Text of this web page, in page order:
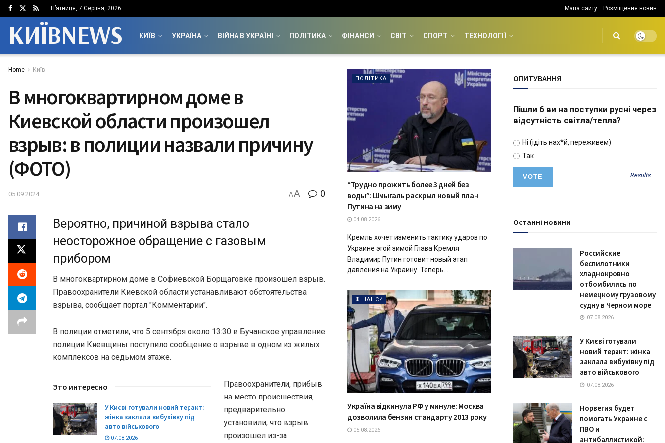
П’ятниця, 7 Серпня, 2026 Мапа сайту Розміщення новин
КИЇВNEWS КИЇВ УКРАЇНА ВІЙНА В УКРАЇНІ ПОЛІТИКА ФІНАНСИ СВІТ СПОРТ ТЕХНОЛОГІЇ
Home Київ
В многоквартирном доме в
Киевской области произошел
взрыв: в полиции назвали причину
(ФОТО)
05.09.2024 AA 0
Вероятно, причиной взрыва стало
неосторожное обращение с газовым
прибором
В многоквартирном доме в Софиевской Борщаговке произошел взрыв.
Правоохранители Киевской области устанавливают обстоятельства
взрыва, сообщает портал "Комментарии".
В полиции отметили, что 5 сентября около 13:30 в Бучанское управление
полиции Киевщины поступило сообщение о взрыве в одном из жилых
комплексов на седьмом этаже.
Это интересно
У Києві готували новий теракт:
жінка заклала вибухівку під
авто військового
07.08.2026
Правоохранители, прибыв
на место происшествия,
предварительно
установили, что взрыв
произошел из-за
ПОЛІТИКА
“Трудно прожить более 3 дней без
воды”: Шмыгаль раскрыл новый план
Путина на зиму
04.08.2026
Кремль хочет изменить тактику ударов по
Украине этой зимой Глава Кремля
Владимир Путин готовит новый этап
давления на Украину. Теперь...
ФІНАНСИ
Україна відкинула РФ у минуле: Москва
дозволила бензин стандарту 2013 року
05.08.2026
ОПИТУВАННЯ
Пішли б ви на поступки русні через
відсутність світла/тепла?
Ні (ідіть нах*й, переживем)
Так
Results
Останні новини
Российские
беспилотники
хладнокровно
отбомбились по
немецкому грузовому
судну в Черном море
07.08.2026
У Києві готували
новий теракт: жінка
заклала вибухівку під
авто військового
07.08.2026
Норвегия будет
помогать Украине с
ПВО и
антибаллистикой: